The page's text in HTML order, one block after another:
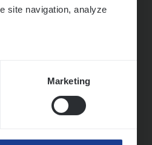
site navigation, analyze
Marketing